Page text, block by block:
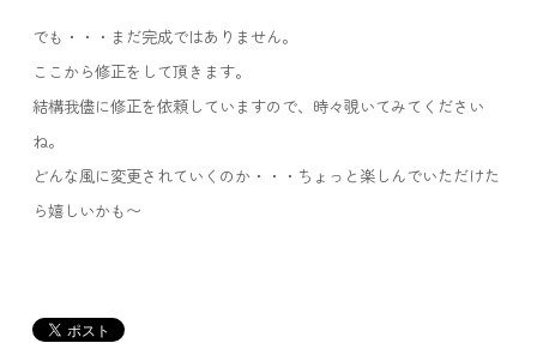
でも・・・まだ完成ではありません。
ここから修正をして頂きます。
結構我儘に修正を依頼していますので、時々覗いてみてください
ね。
どんな風に変更されていくのか・・・ちょっと楽しんでいただけた
ら嬉しいかも〜